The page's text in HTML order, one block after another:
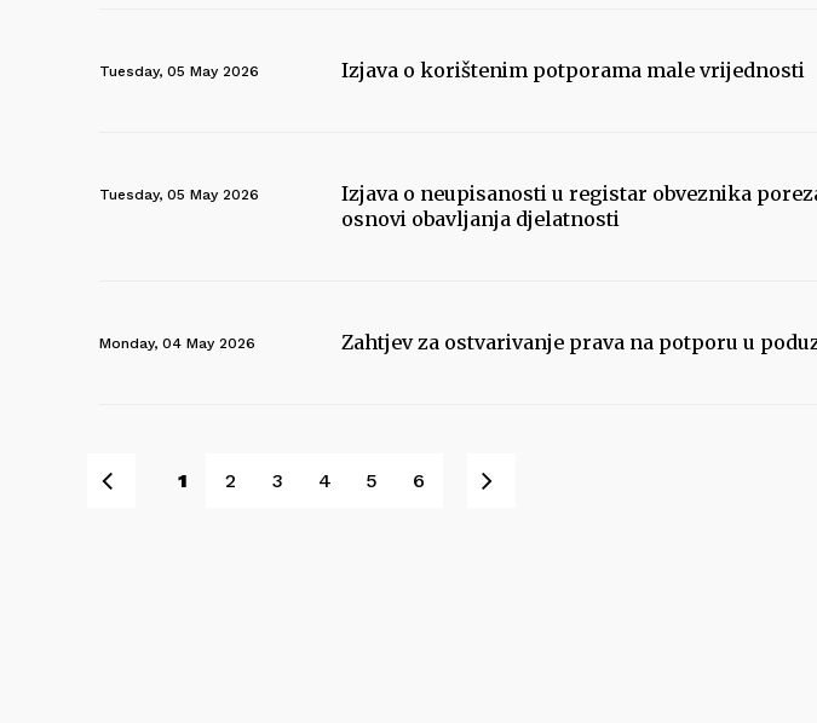
Tuesday, 05 May 2026 Izjava o korištenim potporama male vrijednosti
Tuesday, 05 May 2026
Izjava o neupisanosti u registar obveznika
osnovi obavljanja djelatnosti
Monday, 04 May 2026 Zahtjev za ostvarivanje prava na potporu u
1 2 3 4 5 6